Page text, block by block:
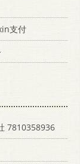
支付
7810358936